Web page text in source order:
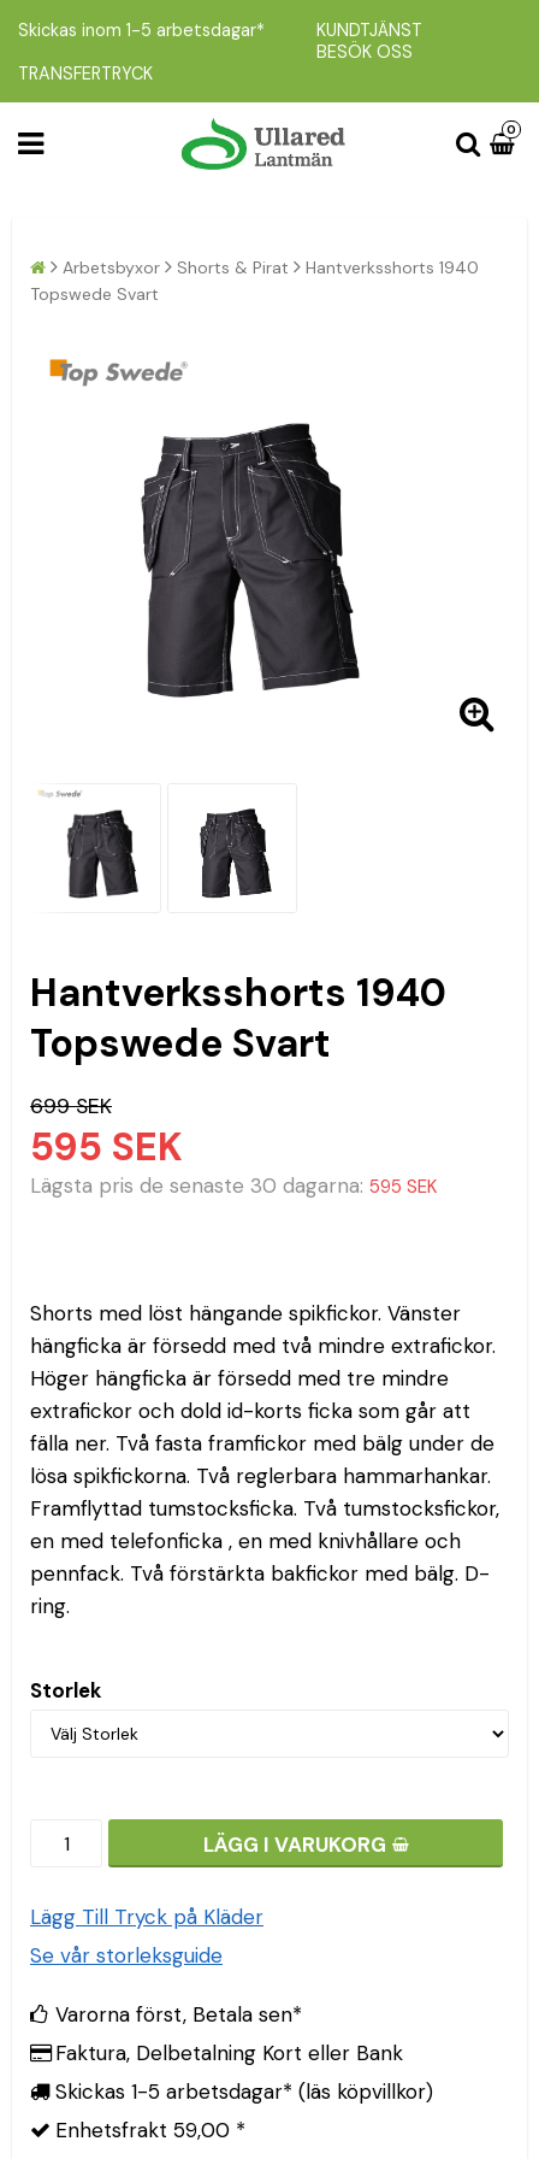
Skickas inom 1-5 arbetsdagar*
KUNDTJÄNST
BESÖK OSS
TRANSFERTRYCK
0
Arbetsbyxor Shorts & Pirat
Hantverksshorts 1940
Topswede Svart
Hantverksshorts 1940
Topswede Svart
699 SEK
595 SEK
Lägsta pris de senaste 30 dagarna 595 SEK
Shorts med löst hängande spikfickor. Vänster
hängficka är försedd med två mindre extrafickor.
Höger hängficka är försedd med tre mindre
extrafickor och dold id-korts ficka som går att
fälla ner. Två fasta framfickor med bälg under de
lösa spikfickorna. Två reglerbara hammarhankar.
Framflyttad tumstocksficka. Två tumstocksfickor,
en med telefonficka , en med knivhållare och
pennfack. Två förstärkta bakfickor med bälg. D-
ring.
Storlek
LÄGG I VARUKORG
Lägg Till Tryck på Kläder
Se vår storleksguide
Varorna först, Betala sen*
Faktura, Delbetalning Kort eller Bank
Skickas 1-5 arbetsdagar* (läs köpvillkor)
Enhetsfrakt 59,00 *